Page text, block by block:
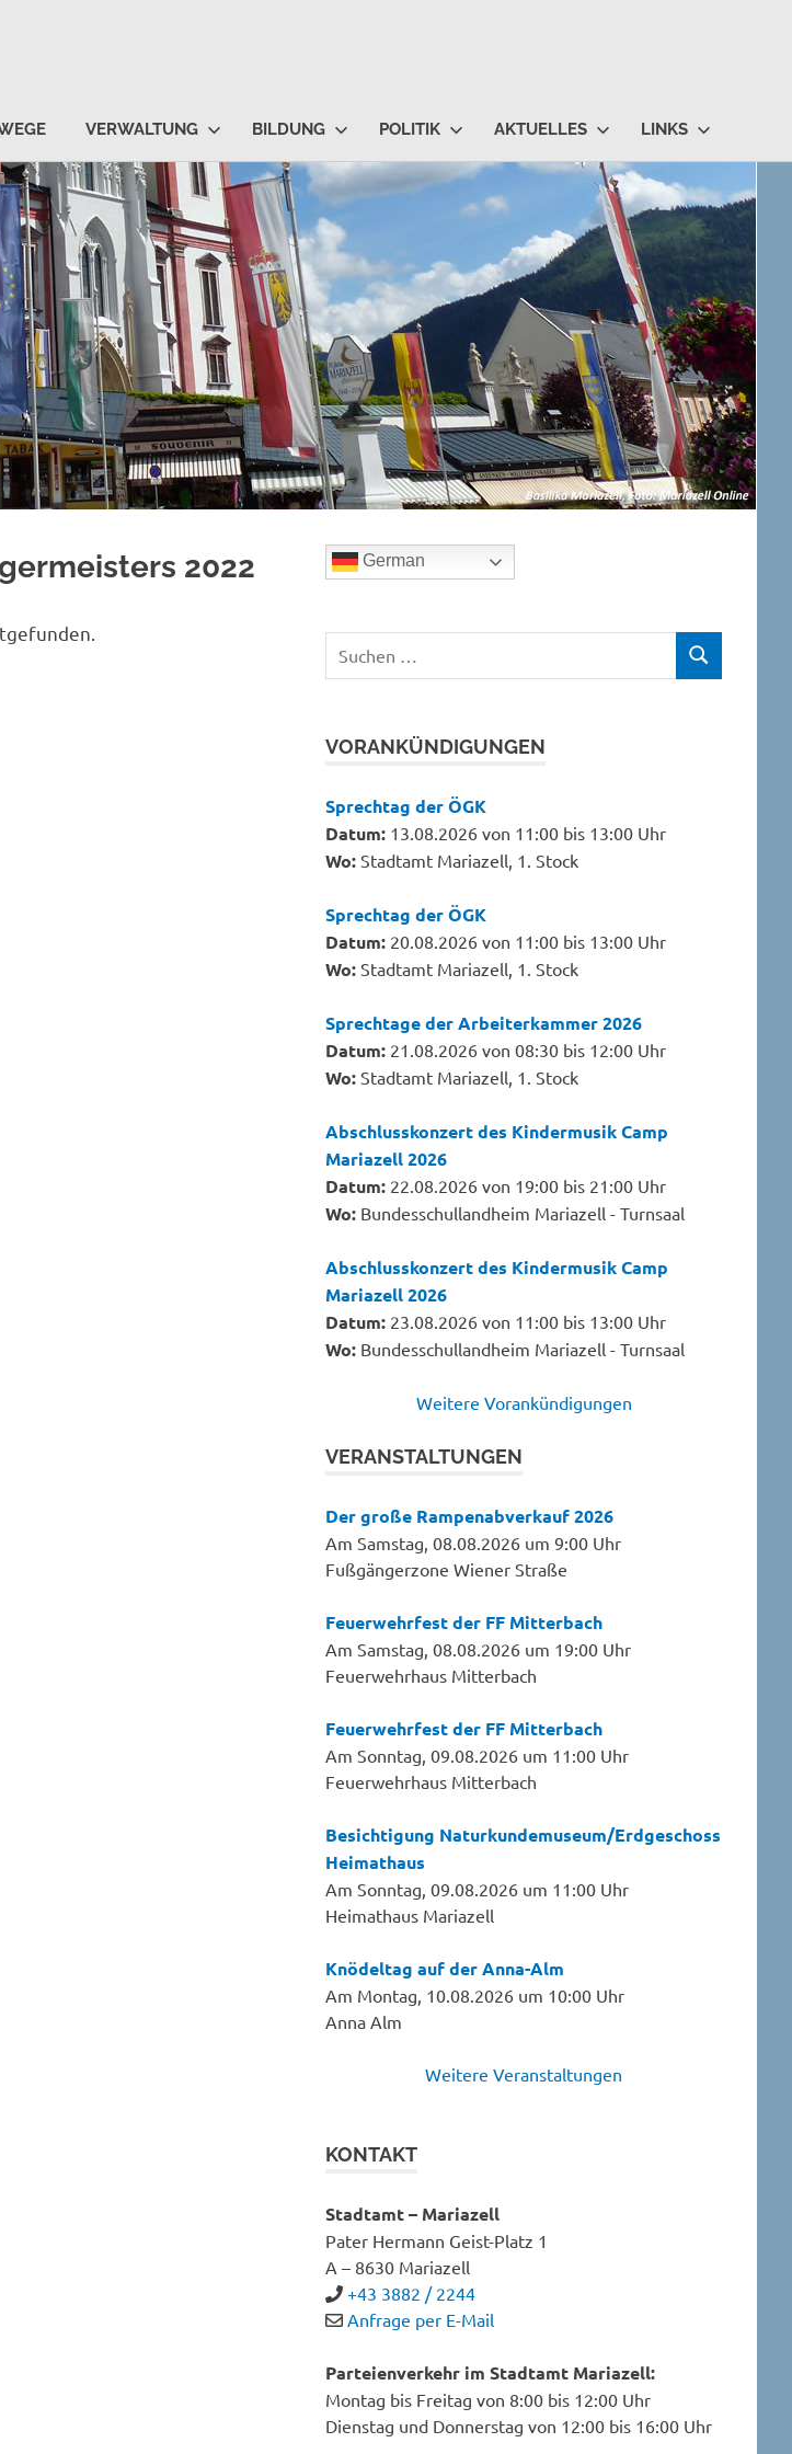
VERWALTUNG BILDUNG POLITIK AKTUELLES LINKS
2022 German
Suchen
SUCHEN
VORANKÜNDIGUNGEN
Sprechtag der ÖGK
Datum: 13.08.2026 von 11:00 bis 13:00 Uhr
Wo: Stadtamt Mariazell, 1. Stock
Sprechtag der ÖGK
Datum: 20.08.2026 von 11:00 bis 13:00 Uhr
Wo: Stadtamt Mariazell, 1. Stock
Sprechtage der Arbeiterkammer 2026
Datum: 21.08.2026 von 08:30 bis 12:00 Uhr
Wo: Stadtamt Mariazell, 1. Stock
Abschlusskonzert des Kindermusik Camp
Mariazell 2026
Datum: 22.08.2026 von 19:00 bis 21:00 Uhr
Wo: Bundesschullandheim Mariazell - Turnsaal
Abschlusskonzert des Kindermusik Camp
Mariazell 2026
Datum: 23.08.2026 von 11:00 bis 13:00 Uhr
Wo: Bundesschullandheim Mariazell - Turnsaal
Weitere Vorankündigungen
VERANSTALTUNGEN
Der große Rampenabverkauf 2026
Am Samstag, 08.08.2026 um 9:00 Uhr
Fußgängerzone Wiener Straße
Feuerwehrfest der FF Mitterbach
Am Samstag, 08.08.2026 um 19:00 Uhr
Feuerwehrhaus Mitterbach
Feuerwehrfest der FF Mitterbach
Am Sonntag, 09.08.2026 um 11:00 Uhr
Feuerwehrhaus Mitterbach
Besichtigung Naturkundemuseum/Erdgeschoss
Heimathaus
Am Sonntag, 09.08.2026 um 11:00 Uhr
Heimathaus Mariazell
Knödeltag auf der Anna-Alm
Am Montag, 10.08.2026 um 10:00 Uhr
Anna Alm
Weitere Veranstaltungen
KONTAKT
Stadtamt – Mariazell
Pater Hermann Geist-Platz 1
A – 8630 Mariazell
+43 3882 / 2244
Anfrage per E-Mail
Parteienverkehr im Stadtamt Mariazell:
Montag bis Freitag von 8:00 bis 12:00 Uhr
Dienstag und Donnerstag von 12:00 bis 16:00 Uhr